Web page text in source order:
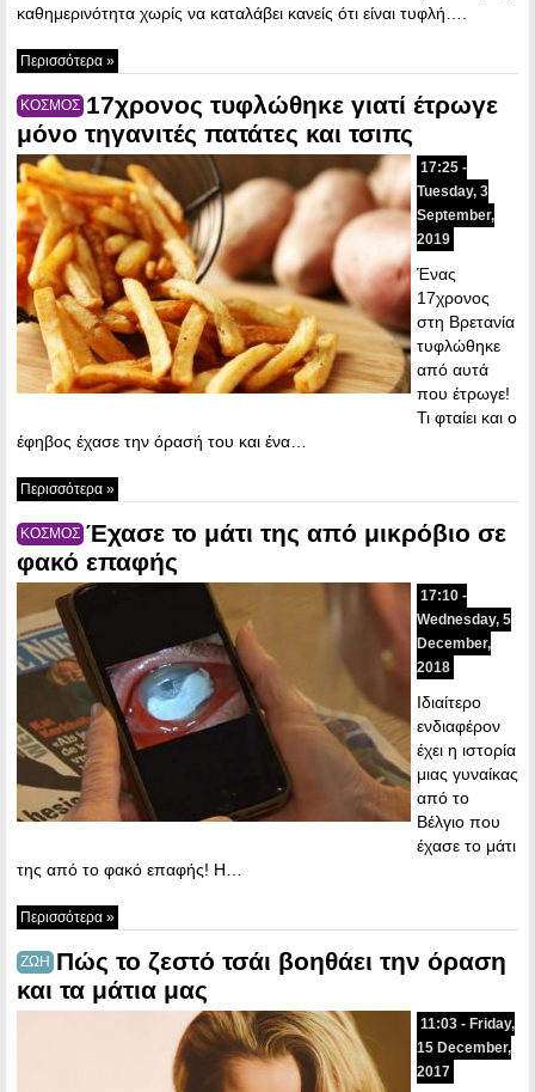
καθημερινότητα χωρίς να καταλάβει κανείς ότι είναι τυφλή….
Περισσότερα »
ΚΟΣΜΟΣ 17χρονος τυφλώθηκε γιατί έτρωγε
μόνο τηγανιτές πατάτες και τσιπς
17:25 -
Tuesday, 3
September,
2019
Ένας
17χρονος
στη Βρετανία
τυφλώθηκε
από αυτά
που έτρωγε!
Τι φταίει και ο
έφηβος έχασε την όρασή του και ένα…
Περισσότερα »
ΚΟΣΜΟΣ Έχασε το μάτι της από μικρόβιο σε
φακό επαφής
17:10 -
Wednesday, 5
December,
2018
Ιδιαίτερο
ενδιαφέρον
έχει η ιστορία
μιας γυναίκας
από το
Βέλγιο που
έχασε το μάτι
της από το φακό επαφής! Η…
Περισσότερα »
ΖΩΗ Πώς το ζεστό τσάι βοηθάει την όραση
και τα μάτια μας
11:03 - Friday,
15 December,
2017